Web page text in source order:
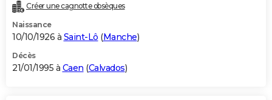
Créer une cagnotte obsèques
Naissance
10/10/1926 à Saint-Lô (Manche)
Décès
21/01/1995 à Caen (Calvados)